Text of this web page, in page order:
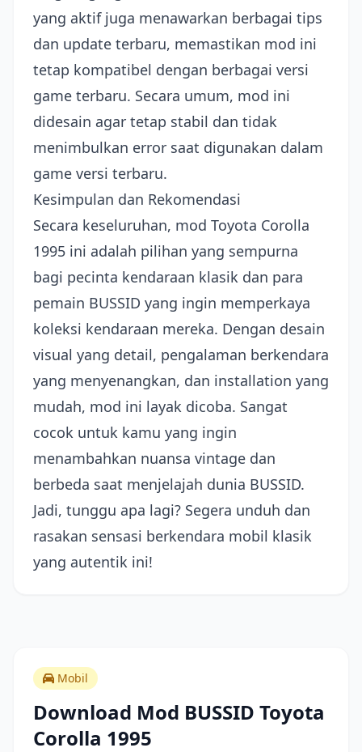
yang aktif juga menawarkan berbagai tips
dan update terbaru, memastikan mod ini
tetap kompatibel dengan berbagai versi
game terbaru. Secara umum, mod ini
didesain agar tetap stabil dan tidak
menimbulkan error saat digunakan dalam
game versi terbaru.
Kesimpulan dan Rekomendasi
Secara keseluruhan, mod Toyota Corolla
1995 ini adalah pilihan yang sempurna
bagi pecinta kendaraan klasik dan para
pemain BUSSID yang ingin memperkaya
koleksi kendaraan mereka. Dengan desain
visual yang detail, pengalaman berkendara
yang menyenangkan, dan installation yang
mudah, mod ini layak dicoba. Sangat
cocok untuk kamu yang ingin
menambahkan nuansa vintage dan
berbeda saat menjelajah dunia BUSSID.
Jadi, tunggu apa lagi? Segera unduh dan
rasakan sensasi berkendara mobil klasik
yang autentik ini!
Mobil
Download Mod BUSSID Toyota
Corolla 1995